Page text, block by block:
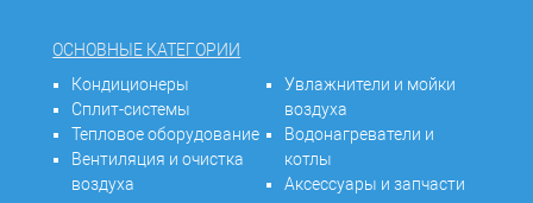
ОСНОВНЫЕ КАТЕГОРИИ
Кондиционеры
Сплит-системы
Тепловое оборудование
Вентиляция и очистка
воздуха
Увлажнители и мойки
воздуха
Водонагреватели и
котлы
Аксессуары и запчасти